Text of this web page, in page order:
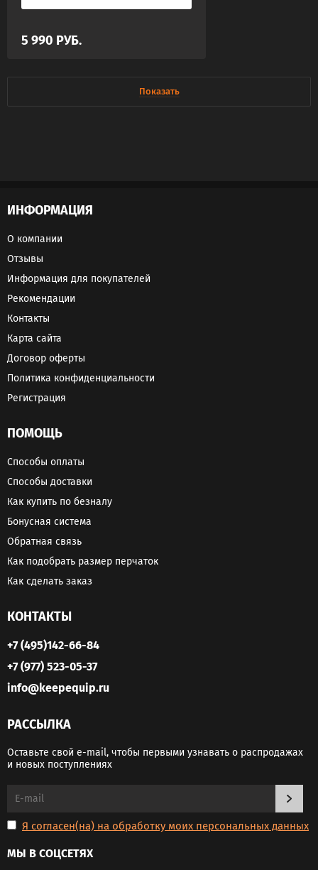
5 990 РУБ.
Показать
ИНФОРМАЦИЯ
О компании
Отзывы
Информация для покупателей
Рекомендации
Контакты
Карта сайта
Договор оферты
Политика конфиденциальности
Регистрация
ПОМОЩЬ
Способы оплаты
Способы доставки
Как купить по безналу
Бонусная система
Обратная связь
Как подобрать размер перчаток
Как сделать заказ
КОНТАКТЫ
+7 (495)142-66-84
+7 (977) 523-05-37
info@keepequip.ru
РАССЫЛКА
Оставьте свой e-mail, чтобы первыми узнавать о распродажах
и новых поступлениях
Я согласен(на) на обработку моих персональных данных
МЫ В СОЦСЕТЯХ